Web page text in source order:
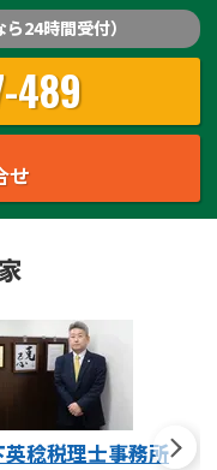
ら24時間受付）
489
せ
英稔税理士事務所